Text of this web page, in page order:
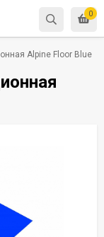
0
Alpine Floor Blue